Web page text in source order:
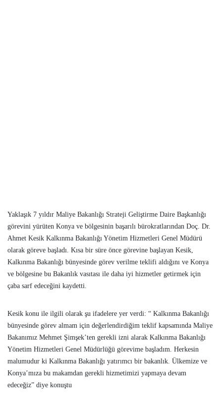
Yaklaşık 7 yıldır Maliye Bakanlığı Strateji Geliştirme Daire Başkanlığı
görevini yürüten Konya ve bölgesinin başarılı bürokratlarından Doç. Dr.
Ahmet Kesik Kalkınma Bakanlığı Yönetim Hizmetleri Genel Müdürü
olarak göreve başladı. Kısa bir süre önce görevine başlayan Kesik,
Kalkınma Bakanlığı bünyesinde görev verilme teklifi aldığını ve Konya
ve bölgesine bu Bakanlık vasıtası ile daha iyi hizmetler getirmek için
çaba sarf edeceğini kaydetti.
Kesik konu ile ilgili olarak şu ifadelere yer verdi: “ Kalkınma Bakanlığı
bünyesinde görev almam için değerlendirdiğim teklif kapsamında Maliye
Bakanımız Mehmet Şimşek’ten gerekli izni alarak Kalkınma Bakanlığı
Yönetim Hizmetleri Genel Müdürlüğü görevime başladım. Herkesin
malumudur ki Kalkınma Bakanlığı yatırımcı bir bakanlık. Ülkemize ve
Konya’mıza bu makamdan gerekli hizmetimizi yapmaya devam
edeceğiz” diye konuştu